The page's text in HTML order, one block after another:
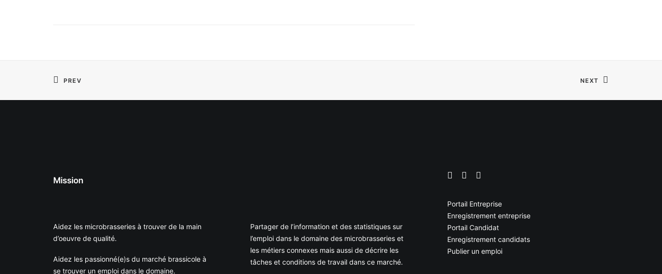
PREV NEXT
Mission
Aidez les microbrasseries à trouver de la main
d’oeuvre de qualité.
Aidez les passionné(e)s du marché brassicole à
se trouver un emploi dans le domaine.
Partager de l’information et des statistiques sur
l’emploi dans le domaine des microbrasseries et
les métiers connexes mais aussi de décrire les
tâches et conditions de travail dans ce marché.
Portail Entreprise
Enregistrement entreprise
Portail Candidat
Enregistrement candidats
Publier un emploi